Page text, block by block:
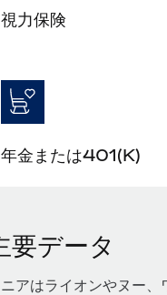
視力保険
年金または401(K)
要データ
アはライオンやヌー、